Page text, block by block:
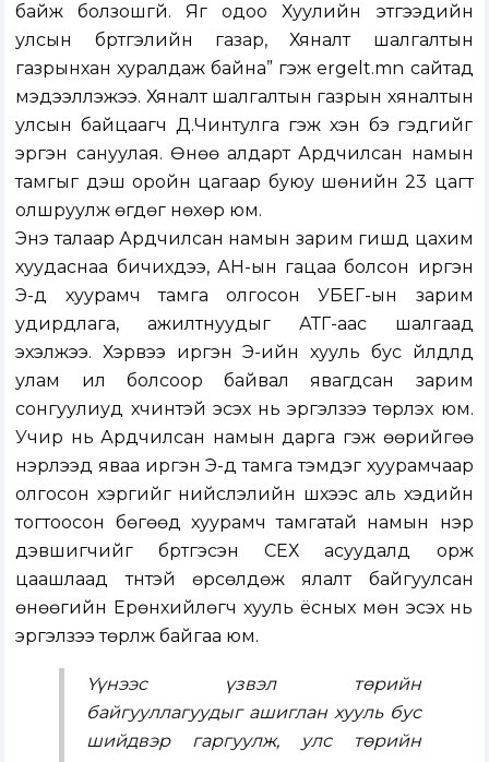
байж болзошгүй. Яг одоо Хуулийн этгээдийн
улсын бүртгэлийн газар, Хяналт шалгалтын
газрынхан хуралдаж байна” гэж ergelt.mn сайтад
мэдээллэжээ. Хяналт шалгалтын газрын хяналтын
улсын байцаагч Д.Чинтулга гэж хэн бэ гэдгийг
эргэн сануулая. Өнөө алдарт Ардчилсан намын
тамгыг үдэш оройн цагаар буюу шөнийн 23 цагт
олшруулж өгдөг нөхөр юм.
Энэ талаар Ардчилсан намын зарим гишүүд цахим
хуудаснаа бичихдээ, АН-ын гацаа болсон иргэн
Э-д хуурамч тамга олгосон УБЕГ-ын зарим
удирдлага, ажилтнуудыг АТГ-аас шалгаад
эхэлжээ. Хэрвээ иргэн Э-ийн хууль бус үйлдлүүд
улам ил болсоор байвал явагдсан зарим
сонгуулиуд хүчинтэй эсэх нь эргэлзээ төрүүлэх юм.
Учир нь Ардчилсан намын дарга гэж өөрийгөө
нэрлээд яваа иргэн Э-д тамга тэмдэг хуурамчаар
олгосон хэргийг нийслэлийн шүүхээс аль хэдийн
тогтоосон бөгөөд хуурамч тамгатай намын нэр
дэвшигчийг бүртгэсэн СЕХ асуудалд орж
цаашлаад түүнтэй өрсөлдөж ялалт байгуулсан
өнөөгийн Ерөнхийлөгч хууль ёсных мөн эсэх нь
эргэлзээ төрүүлж байгаа юм.
Үүнээс үзвэл төрийн
байгууллагуудыг ашиглан хууль бус
шийдвэр гаргуулж, улс төрийн